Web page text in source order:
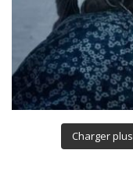
Charger plus